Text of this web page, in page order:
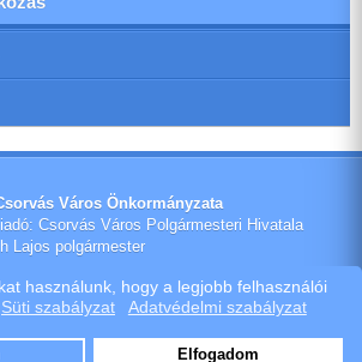
használunk, hogy a legjobb felhasználói
Süti szabályzat Adatvédelmi szabályzat
Elfogadom
Város Önkormányzata
Csorvás Város Polgármesteri Hivatala
Lajos polgármester
Kft.